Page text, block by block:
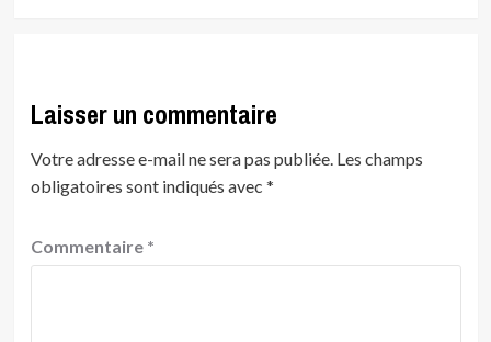
Laisser un commentaire
Votre adresse e-mail ne sera pas publiée. Les champs
obligatoires sont indiqués avec *
Commentaire *